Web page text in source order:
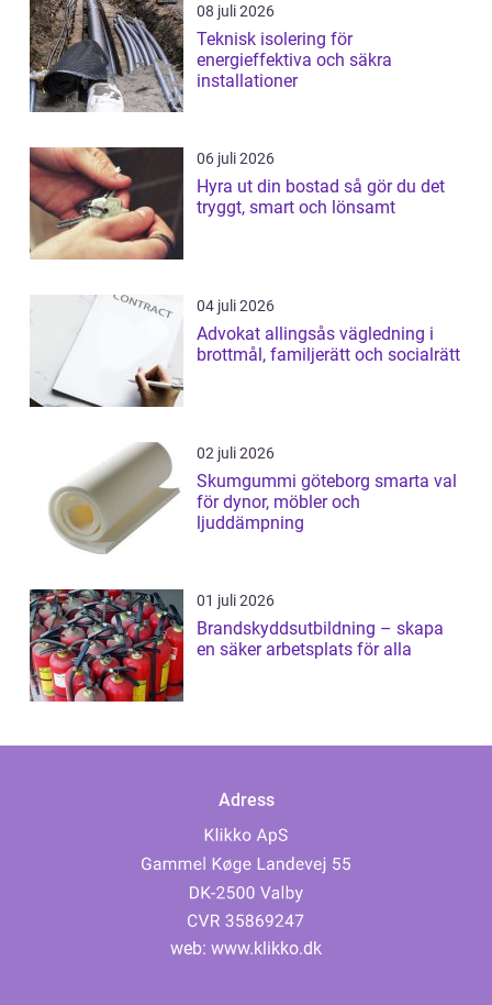
08 juli 2026
Teknisk isolering för
energieffektiva och säkra
installationer
06 juli 2026
Hyra ut din bostad så gör du det
tryggt, smart och lönsamt
04 juli 2026
Advokat allingsås vägledning i
brottmål, familjerätt och socialrätt
02 juli 2026
Skumgummi göteborg smarta val
för dynor, möbler och
ljuddämpning
01 juli 2026
Brandskyddsutbildning – skapa
en säker arbetsplats för alla
Adress
web: www.klikko.dk